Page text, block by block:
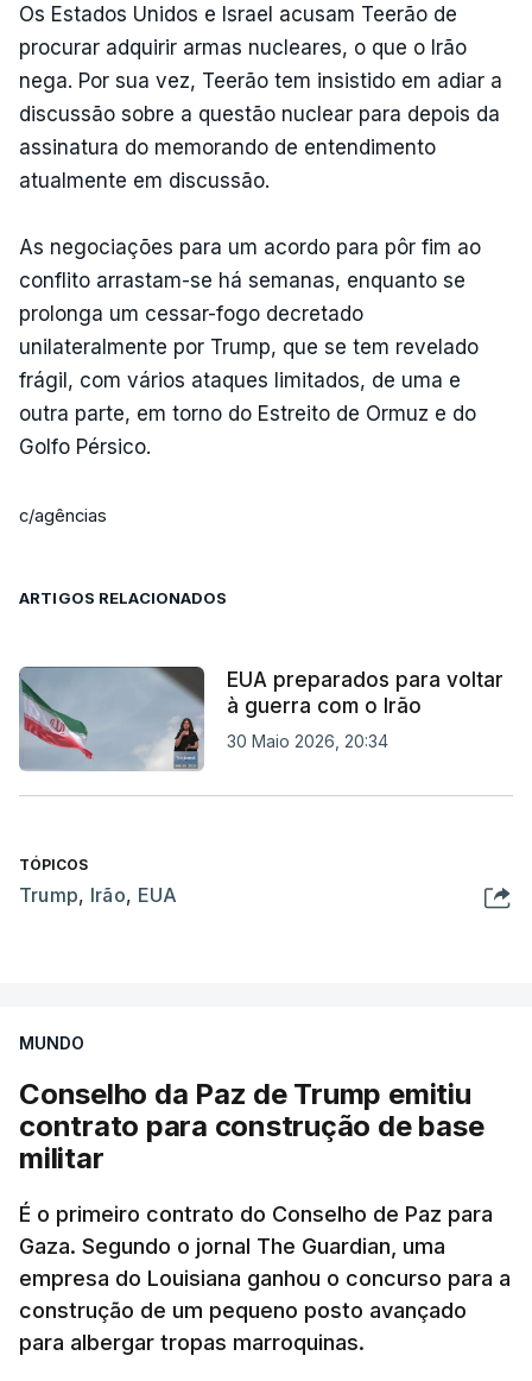
Os Estados Unidos e Israel acusam Teerão de
procurar adquirir armas nucleares, o que o Irão
nega. Por sua vez, Teerão tem insistido em adiar a
discussão sobre a questão nuclear para depois da
assinatura do memorando de entendimento
atualmente em discussão.
As negociações para um acordo para pôr fim ao
conflito arrastam-se há semanas, enquanto se
prolonga um cessar-fogo decretado
unilateralmente por Trump, que se tem revelado
frágil, com vários ataques limitados, de uma e
outra parte, em torno do Estreito de Ormuz e do
Golfo Pérsico.
c/agências
ARTIGOS RELACIONADOS
EUA preparados para voltar
à guerra com o Irão
30 Maio 2026, 20:34
TÓPICOS
Trump, Irão, EUA
MUNDO
Conselho da Paz de Trump emitiu
contrato para construção de base
militar
É o primeiro contrato do Conselho de Paz para
Gaza. Segundo o jornal The Guardian, uma
empresa do Louisiana ganhou o concurso para a
construção de um pequeno posto avançado
para albergar tropas marroquinas.